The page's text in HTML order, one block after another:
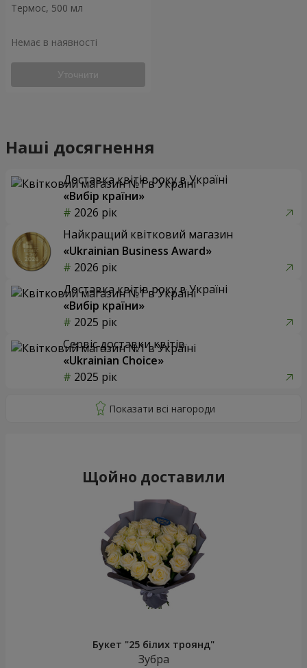
Термос, 500 мл
Немає в наявності
Уточнити
Наші досягнення
Доставка квітів року в Україні
«Вибір країни»
2026 рік
Найкращий квітковий магазин
«Ukrainian Business Award»
2026 рік
Доставка квітів року в Україні
«Вибір країни»
2025 рік
Сервіс доставки квітів
«Ukrainian Choice»
2025 рік
Щойно доставили
Букет "25 білих троянд"
Зубра